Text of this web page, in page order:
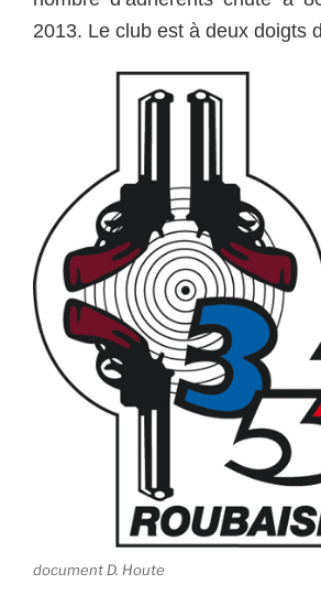
2013. Le club est à deux doigts
document D. Houte